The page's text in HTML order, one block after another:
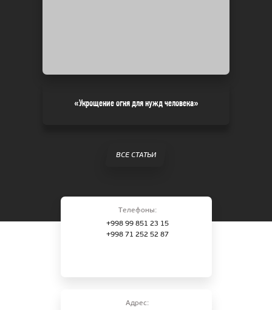
«Укрощение огня для нужд человека»
ВСЕ СТАТЬИ
Телефоны:
+998 99 851 23 15
+998 71 252 52 87
Адрес: